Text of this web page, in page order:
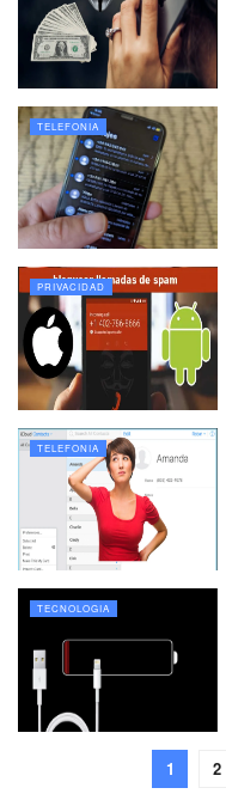
TELEFONIA
PRIVACIDAD
TELEFONIA
TECNOLOGIA
1 2